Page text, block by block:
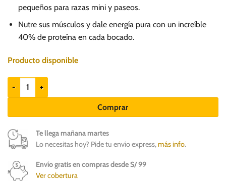
pequeños para razas mini y paseos.
Nutre sus músculos y dale energía pura con un increíble
40% de proteína en cada bocado.
Producto disponible
Origens Crazy Coins Pato 130gr - Snack para perros cantidad
Comprar
Te llega mañana martes
Lo necesitas hoy? Pide tu envío express,más info.
Envío gratis en compras desde S/ 99
Ver cobertura